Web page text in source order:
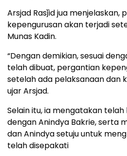
Arsjad Rasǰid jua menjelaskan,
kepengurusan akan terjadi
Munas Kadin.
“Dengan demikian, sesuai
telah dibuat, pergantian
setelah ada pelaksanaan dan
ujar Arsjad.
Selain itu, ia mengatakan
dengan Anindya Bakrie, serta
dan Anindya setuju untuk
telah disepakati